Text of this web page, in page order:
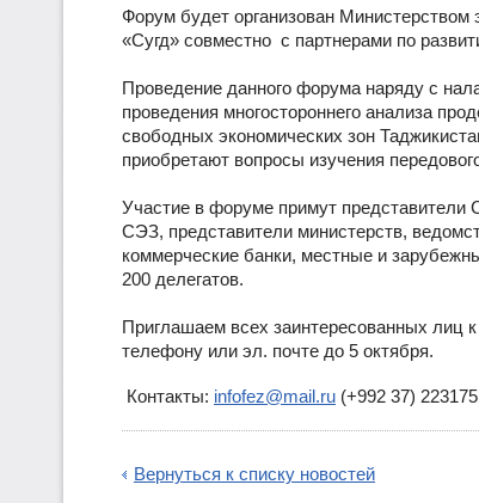
Форум будет организован Министерством
«Сугд» совместно с партнерами по
Проведение данного форума наряду с
проведения многостороннего анализа
свободных экономических зон
приобретают вопросы изучения
Участие в форуме примут представители
СЭЗ, представители министерств,
коммерческие банки, местные и
200 делегатов.
Приглашаем всех заинтересованных лиц
телефону или эл. почте до 5 октября.
Контакты: infofez@mail.ru (+992 37)
Вернуться к списку новостей